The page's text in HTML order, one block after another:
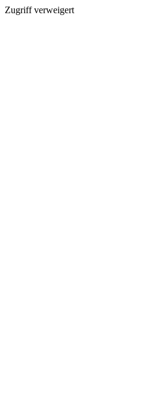
Zugriff verweigert